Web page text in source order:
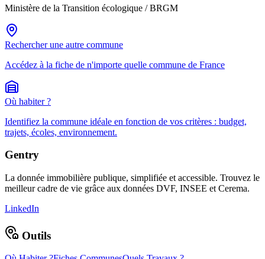
Ministère de la Transition écologique / BRGM
Rechercher une autre commune
Accédez à la fiche de n'importe quelle commune de France
Où habiter ?
Identifiez la commune idéale en fonction de vos critères : budget,
trajets, écoles, environnement.
Gentry
La donnée immobilière publique, simplifiée et accessible. Trouvez le
meilleur cadre de vie grâce aux données DVF, INSEE et Cerema.
LinkedIn
Outils